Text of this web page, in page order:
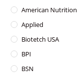
American Nutrition
Applied
Biotetch USA
BPI
BSN